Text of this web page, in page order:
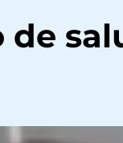
de